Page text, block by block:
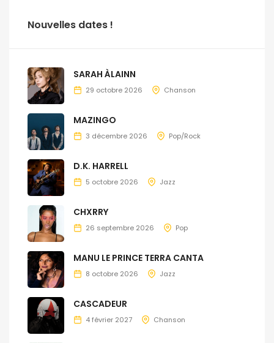
Nouvelles dates !
SARAH ÀLAINN
29 octobre 2026 Chanson
MAZINGO
3 décembre 2026 Pop/Rock
D.K. HARRELL
5 octobre 2026 Jazz
CHXRRY
26 septembre 2026 Pop
MANU LE PRINCE TERRA CANTA
8 octobre 2026 Jazz
CASCADEUR
4 février 2027 Chanson